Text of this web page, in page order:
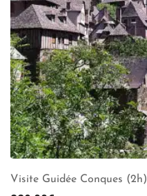
Visite Guidée Conques (2h)